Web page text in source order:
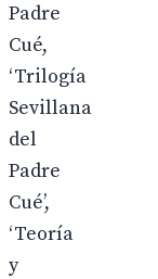
Padre
Cué,
‘Trilogía
Sevillana
del
Padre
Cué’,
‘Teoría
y